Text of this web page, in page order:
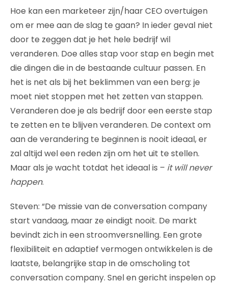
Hoe kan een marketeer zijn/haar CEO overtuigen
om er mee aan de slag te gaan? In ieder geval niet
door te zeggen dat je het hele bedrijf wil
veranderen. Doe alles stap voor stap en begin met
die dingen die in de bestaande cultuur passen. En
het is net als bij het beklimmen van een berg: je
moet niet stoppen met het zetten van stappen.
Veranderen doe je als bedrijf door een eerste stap
te zetten en te blijven veranderen. De context om
aan de verandering te beginnen is nooit ideaal, er
zal altijd wel een reden zijn om het uit te stellen.
Maar als je wacht totdat het ideaal is – it will never
happen.
Steven: “De missie van de conversation company
start vandaag, maar ze eindigt nooit. De markt
bevindt zich in een stroomversnelling. Een grote
flexibiliteit en adaptief vermogen ontwikkelen is de
laatste, belangrijke stap in de omscholing tot
conversation company. Snel en gericht inspelen op